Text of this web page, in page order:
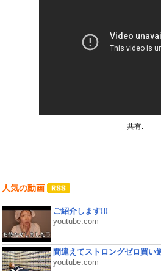
共有:
人気の動画
ご紹介します!!!
youtube.com
間違えてストロングゼロ買い
youtube.com